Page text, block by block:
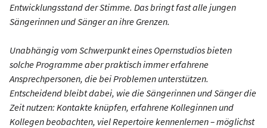
Entwicklungsstand der Stimme. Das bringt fast alle jungen
Sängerinnen und Sänger an ihre Grenzen.
Unabhängig vom Schwerpunkt eines Opernstudios bieten
solche Programme aber praktisch immer erfahrene
Ansprechpersonen, die bei Problemen unterstützen.
Entscheidend bleibt dabei, wie die Sängerinnen und Sänger die
Zeit nutzen: Kontakte knüpfen, erfahrene Kolleginnen und
Kollegen beobachten, viel Repertoire kennenlernen – möglichst